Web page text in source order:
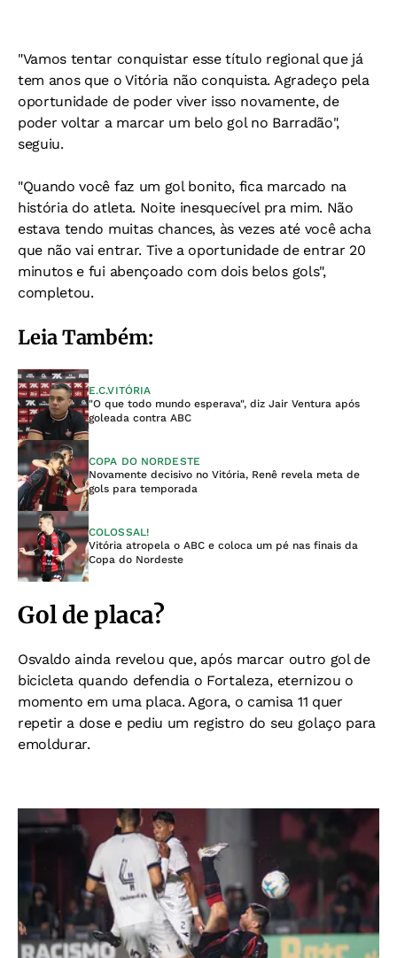
"Vamos tentar conquistar esse título regional que já
tem anos que o Vitória não conquista. Agradeço pela
oportunidade de poder viver isso novamente, de
poder voltar a marcar um belo gol no Barradão",
seguiu.
"Quando você faz um gol bonito, fica marcado na
história do atleta. Noite inesquecível pra mim. Não
estava tendo muitas chances, às vezes até você acha
que não vai entrar. Tive a oportunidade de entrar 20
minutos e fui abençoado com dois belos gols",
completou.
Leia Também:
E.C.VITÓRIA
"O que todo mundo esperava", diz Jair Ventura após
goleada contra ABC
COPA DO NORDESTE
Novamente decisivo no Vitória, Renê revela meta de
gols para temporada
COLOSSAL!
Vitória atropela o ABC e coloca um pé nas finais da
Copa do Nordeste
Gol de placa?
Osvaldo ainda revelou que, após marcar outro gol de
bicicleta quando defendia o Fortaleza, eternizou o
momento em uma placa. Agora, o camisa 11 quer
repetir a dose e pediu um registro do seu golaço para
emoldurar.